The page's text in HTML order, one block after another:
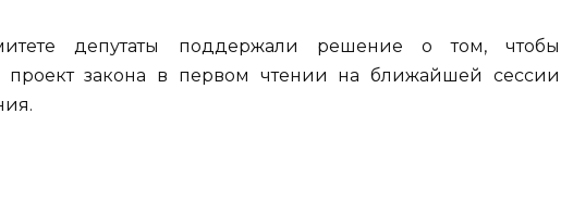
депутаты поддержали решение о том, чтобы
проект закона в первом чтении на ближайшей сессии